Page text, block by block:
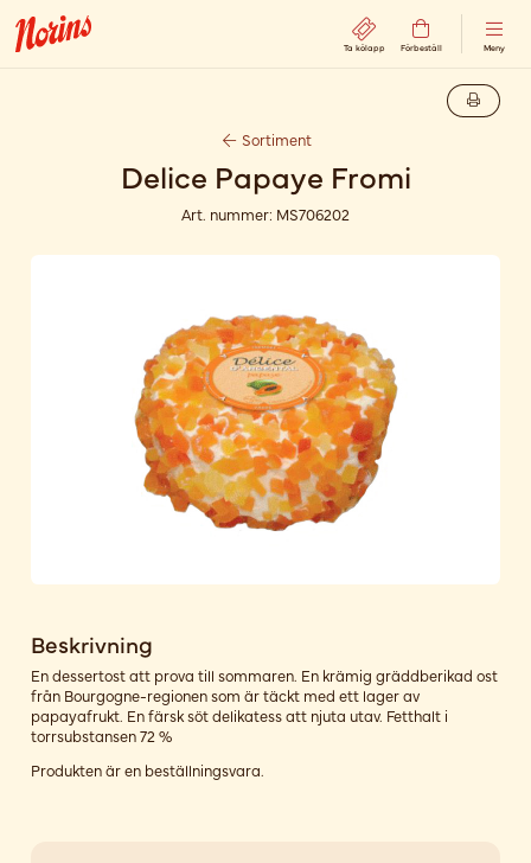
Ta kölapp Förbeställ Meny
Sortiment
Delice Papaye Fromi
Art. nummer: MS706202
Beskrivning
En dessertost att prova till sommaren. En krämig gräddberikad ost
från Bourgogne-regionen som är täckt med ett lager av
papayafrukt. En färsk söt delikatess att njuta utav. Fetthalt i
torrsubstansen 72 %
Produkten är en beställningsvara.